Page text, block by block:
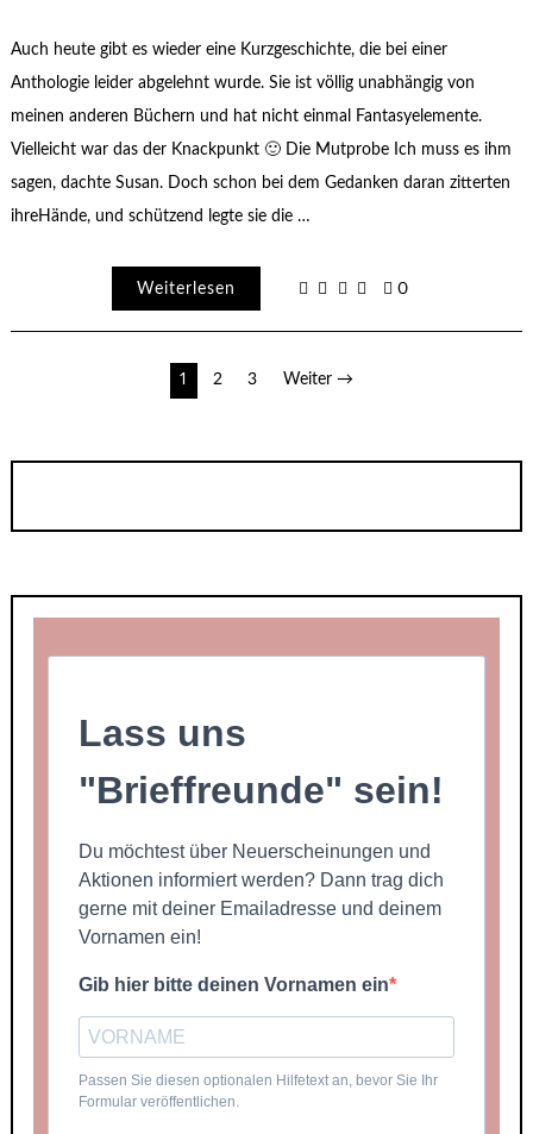
Auch heute gibt es wieder eine Kurzgeschichte, die bei einer
Anthologie leider abgelehnt wurde. Sie ist völlig unabhängig von
meinen anderen Büchern und hat nicht einmal Fantasyelemente.
Vielleicht war das der Knackpunkt 🙂 Die Mutprobe Ich muss es ihm
sagen, dachte Susan. Doch schon bei dem Gedanken daran zitterten
ihreHände, und schützend legte sie die …
Weiterlesen 0
Seitennummerierung
Beiträge
1 2 3 Weiter →
Lass uns
"Brieffreunde" sein!
Du möchtest über Neuerscheinungen und
Aktionen informiert werden? Dann trag dich
gerne mit deiner Emailadresse und deinem
Vornamen ein!
Gib hier bitte deinen Vornamen ein
Passen Sie diesen optionalen Hilfetext an, bevor Sie Ihr
Formular veröffentlichen.